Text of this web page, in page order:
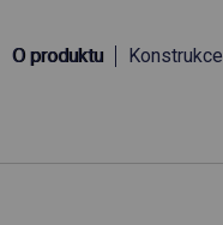
O produktu Konstrukce